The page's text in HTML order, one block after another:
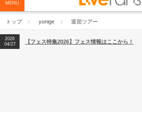
MENU
トップ yonige 退屈ツアー
2026
04/27
2026
【ライブ動員ランキング】2026年上半期編発表！
2026
04/27
【フェス特集2026】フェス情報はここから！